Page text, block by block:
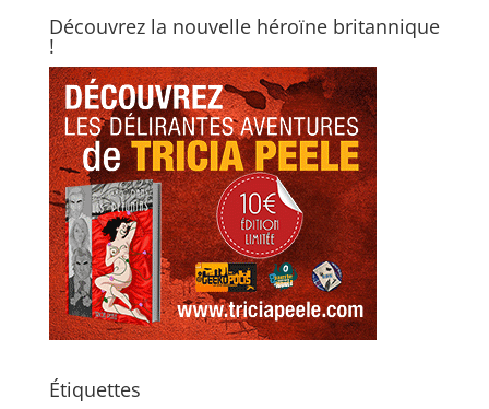
Découvrez la nouvelle héroïne britannique
!
Étiquettes